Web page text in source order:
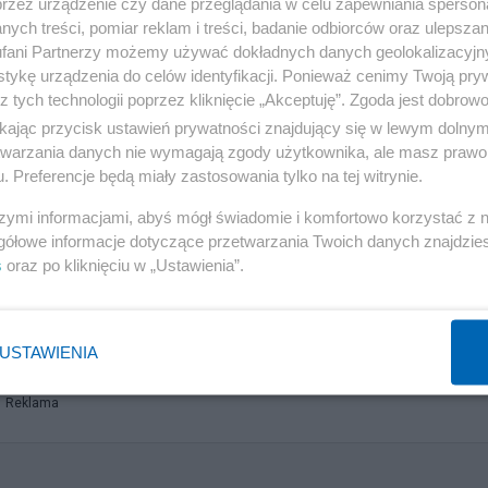
odnotowało zatwierdzenie przez Komisję
Tym samym, zgodnie z zapowiedziami
trafi do Polski na Gwiazdkę. Ten fakt w oczywisty
o rzekomym wstrzymaniu wypłat z KPO przez
zainwestowane w rozwój Polski, tj. m.in. w
sieci energetycznych oraz budowę polskich
zamyka pierwszy etap odrabiania dwuletnich
Reklama
treści, pomiar reklam i treści, badanie odbiorców oraz
Partnerzy możemy używać dokładnych danych
urządzenia do celów identyfikacji. Ponieważ cenimy Twoją
tych technologii poprzez kliknięcie „Akceptuję”. Zgoda jest
przycisk ustawień prywatności znajdujący się w lewym
danych nie wymagają zgody użytkownika, ale masz
Preferencje będą miały zastosowania tylko na tej witrynie.
informacjami, abyś mógł świadomie i komfortowo korzystać z
informacje dotyczące przetwarzania Twoich danych
oraz po kliknięciu w „Ustawienia”.
USTAWIENIA